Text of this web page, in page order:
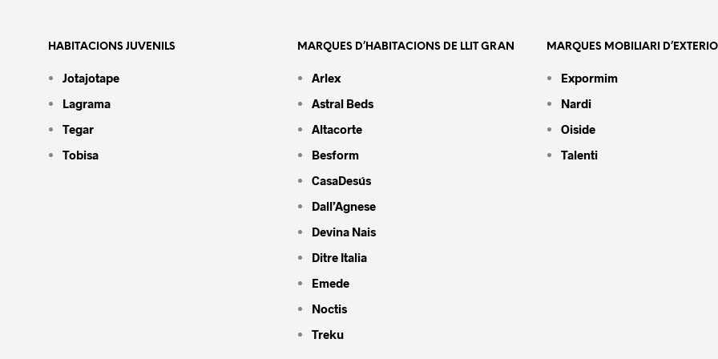
HABITACIONS JUVENILS
Jotajotape
Lagrama
Tegar
Tobisa
MARQUES D’HABITACIONS DE LLIT GRAN
Arlex
Astral Beds
Altacorte
Besform
CasaDesús
Dall’Agnese
Devina Nais
Ditre Italia
Emede
Noctis
Treku
MARQUES MOBILIARI
Expormim
Nardi
Oiside
Talenti